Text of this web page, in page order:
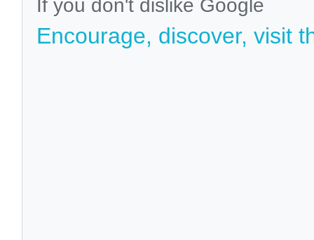
If you don't dislike Google
Encourage, discover, visit